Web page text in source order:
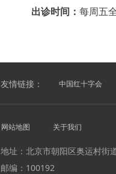
出诊时间： 每周五
友情链接： 中国红十字会
地址：北京市朝阳区奥运村街
邮编：100192
网站地图 关于我们